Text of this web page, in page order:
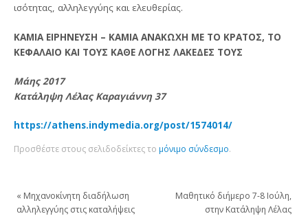
ισότητας, αλληλεγγύης και ελευθερίας.
ΚΑΜΙΑ ΕΙΡΗΝΕΥΣΗ – ΚΑΜΙΑ ΑΝΑΚΩΧΗ ΜΕ ΤΟ ΚΡΑΤΟΣ, ΤΟ
ΚΕΦΑΛΑΙΟ ΚΑΙ ΤΟΥΣ ΚΑΘΕ ΛΟΓΗΣ ΛΑΚΕΔΕΣ ΤΟΥΣ
Μάης 2017
Κατάληψη Λέλας Καραγιάννη 37
https://athens.indymedia.org/post/1574014/
Προσθέστε στους σελιδοδείκτες το μόνιμο σύνδεσμο.
« Μηχανοκίνητη διαδήλωση
αλληλεγγύης στις καταλήψεις
Μαθητικό διήμερο 7-8 Ιούλη,
στην Κατάληψη Λέλας